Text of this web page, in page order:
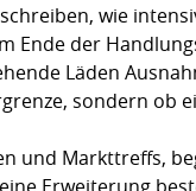
wie
Ende der
Läden
sondern ob
und Markttreffs,